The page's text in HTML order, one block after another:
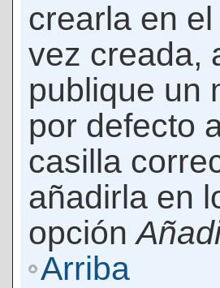
crearla en
vez creada,
publique un
por defecto
casilla
añadirla en
opción
Arriba